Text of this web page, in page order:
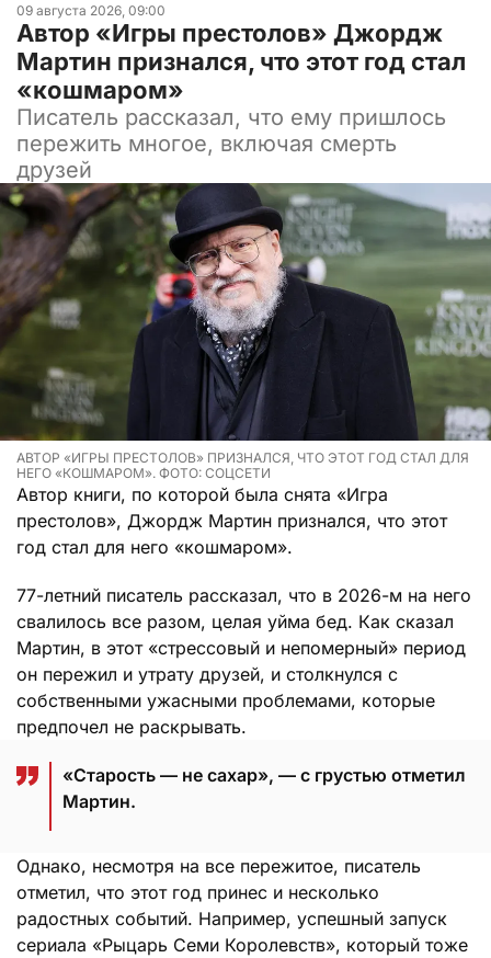
09 августа 2026, 09:00
Автор «Игры престолов» Джордж
Мартин признался, что этот год стал
«кошмаром»
Писатель рассказал, что ему пришлось
пережить многое, включая смерть
друзей
АВТОР «ИГРЫ ПРЕСТОЛОВ» ПРИЗНАЛСЯ, ЧТО ЭТОТ ГОД СТАЛ ДЛЯ
НЕГО «КОШМАРОМ». ФОТО: СОЦСЕТИ
Автор книги, по которой была снята «Игра
престолов», Джордж Мартин признался, что этот
год стал для него «кошмаром».
77-летний писатель рассказал, что в 2026-м на него
свалилось все разом, целая уйма бед. Как сказал
Мартин, в этот «стрессовый и непомерный» период
он пережил и утрату друзей, и столкнулся с
собственными ужасными проблемами, которые
предпочел не раскрывать.
«Старость — не сахар», — с грустью отметил
Мартин.
Однако, несмотря на все пережитое, писатель
отметил, что этот год принес и несколько
радостных событий. Например, успешный запуск
сериала «Рыцарь Семи Королевств», который тоже